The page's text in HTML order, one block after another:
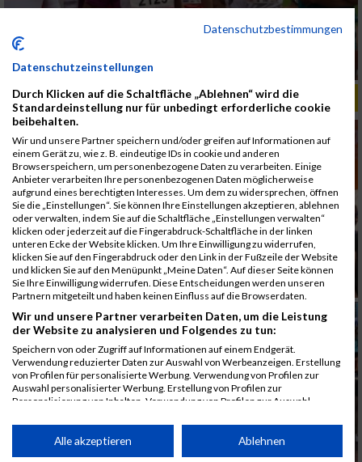
ALBUM B2RUN MÜNCHEN, B2RUN / 16.07.2019
Datenschutzbestimmungen
Datenschutzeinstellungen
Durch Klicken auf die Schaltfläche „Ablehnen“ wird die
Standardeinstellung nur für unbedingt erforderliche cookie
beibehalten.
Wir und unsere Partner speichern und/oder greifen auf Informationen auf
einem Gerät zu, wie z. B. eindeutige IDs in cookie und anderen
Browserspeichern, um personenbezogene Daten zu verarbeiten. Einige
Anbieter verarbeiten Ihre personenbezogenen Daten möglicherweise
aufgrund eines berechtigten Interesses. Um dem zu widersprechen, öffnen
Sie die „Einstellungen“. Sie können Ihre Einstellungen akzeptieren, ablehnen
oder verwalten, indem Sie auf die Schaltfläche „Einstellungen verwalten“
klicken oder jederzeit auf die Fingerabdruck-Schaltfläche in der linken
unteren Ecke der Website klicken. Um Ihre Einwilligung zu widerrufen,
klicken Sie auf den Fingerabdruck oder den Link in der Fußzeile der Website
und klicken Sie auf den Menüpunkt „Meine Daten“. Auf dieser Seite können
Sie Ihre Einwilligung widerrufen. Diese Entscheidungen werden unseren
Partnern mitgeteilt und haben keinen Einfluss auf die Browserdaten.
Wir und unsere Partner verarbeiten Daten, um die Leistung
der Website zu analysieren und Folgendes zu tun:
Speichern von oder Zugriff auf Informationen auf einem Endgerät.
Verwendung reduzierter Daten zur Auswahl von Werbeanzeigen. Erstellung
von Profilen für personalisierte Werbung. Verwendung von Profilen zur
Auswahl personalisierter Werbung. Erstellung von Profilen zur
Personalisierung von Inhalten. Verwendung von Profilen zur Auswahl
Performance von Inhalten. Analyse von Zielgruppen durch Statistiken oder
Kombinationen von Daten aus verschiedenen Quellen. Entwicklung und
Alle akzeptieren Ablehnen